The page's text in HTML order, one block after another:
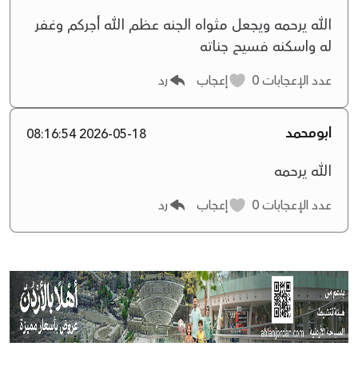
الله يرحمه ويجعل مثواه الجنه عظم الله أجركم وغفر
له واسكنه فسيح جناته
عدد الإعجابات إعجاب رد
ابومحمد 2026-05-18 08:16:54
الله يرحمه
عدد الإعجابات إعجاب رد